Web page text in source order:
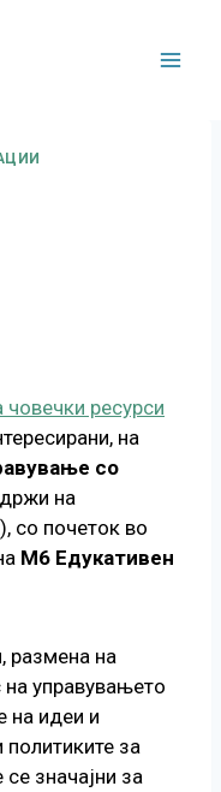
ресурси
на
со
на
со почеток во
М6 Едукативен
размена на
на управувањето
на идеи и
за
значајни за